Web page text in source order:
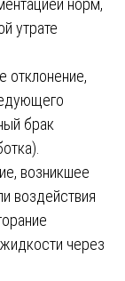
норм,
утрате
отклонение,
брак
возникшее
воздействия
через